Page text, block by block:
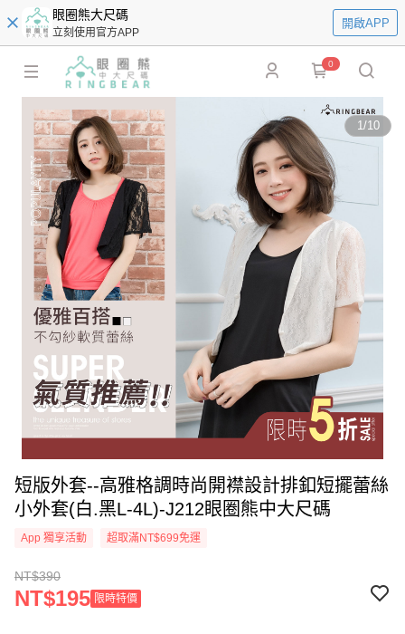
眼圈熊大尺碼
立刻使用官方APP
開啟APP
0
1/10
短版外套--高雅格調時尚開襟設計排釦短擺蕾絲
小外套(白.黑L-4L)-J212眼圈熊中大尺碼
App 獨享活動 超取滿NT$699免運
NT$390
NT$195 限時特價